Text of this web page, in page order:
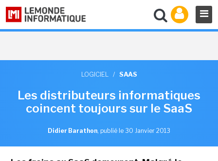
LOGICIEL / SAAS
Les distributeurs informatiques
coincent toujours sur le SaaS
Didier Barathon, publié le 30 Janvier 2013